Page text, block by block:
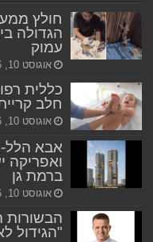
חולץ
הגדולה
עמוק
אוגוסט 10, 2026
כללית
חלב
אוגוסט 10, 2026
אבא
ברמת גן
אוגוסט 10, 2026
"הגידול